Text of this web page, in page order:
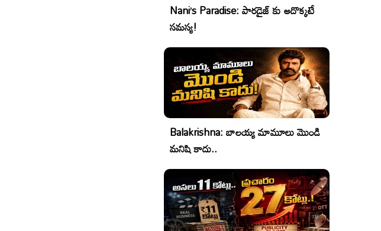
Nani’s Paradise: పారడైజ్ కు అదొక్కటే
సమస్య!
Balakrishna: బాలయ్య మామూలు మొండి
మనిషి కాదు..